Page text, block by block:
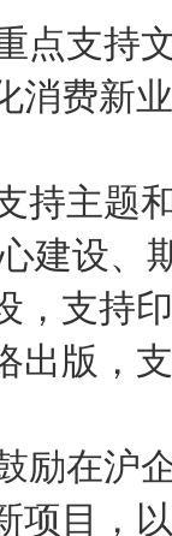
支持
消费新
主题
建设、
，支持
出版，
在沪
项目，